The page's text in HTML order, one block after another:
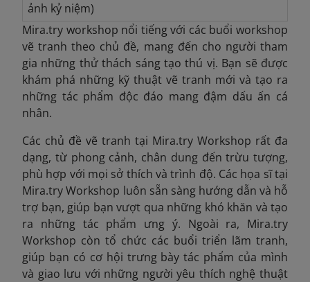
ảnh kỷ niệm)
Mira.try workshop nổi tiếng với các buổi workshop
vẽ tranh theo chủ đề, mang đến cho người tham
gia những thử thách sáng tạo thú vị. Bạn sẽ được
khám phá những kỹ thuật vẽ tranh mới và tạo ra
những tác phẩm độc đáo mang đậm dấu ấn cá
nhân.
Các chủ đề vẽ tranh tại Mira.try Workshop rất đa
dạng, từ phong cảnh, chân dung đến trừu tượng,
phù hợp với mọi sở thích và trình độ. Các họa sĩ tại
Mira.try Workshop luôn sẵn sàng hướng dẫn và hỗ
trợ bạn, giúp bạn vượt qua những khó khăn và tạo
ra những tác phẩm ưng ý. Ngoài ra, Mira.try
Workshop còn tổ chức các buổi triển lãm tranh,
giúp bạn có cơ hội trưng bày tác phẩm của mình
và giao lưu với những người yêu thích nghệ thuật